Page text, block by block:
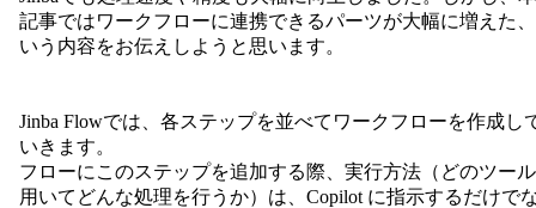
記事ではワークフローに連携できるパーツが大幅に増えた
いう内容をお伝えしようと思います。
Jinba Flowでは、各ステップを並べてワークフローを作成し
いきます。
フローにこのステップを追加する際、実行方法（どのツー
用いてどんな処理を行うか）は、Copilot に指示するだけで